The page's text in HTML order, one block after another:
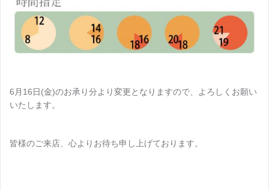
6月16日(金)のお承り分より変更となりますので、よろしくお願い
いたします。
皆様のご来店、心よりお待ち申し上げております。